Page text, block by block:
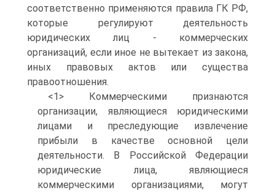
соответственно применяются правила ГК РФ,
которые регулируют деятельность
юридических лиц - коммерческих
организаций, если иное не вытекает из закона,
иных правовых актов или существа
правоотношения.
<1> Коммерческими признаются
организации, являющиеся юридическими
лицами и преследующие извлечение
прибыли в качестве основной цели
деятельности. В Российской Федерации
юридические лица, являющиеся
коммерческими организациями, могут